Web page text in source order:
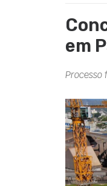
em
Processo